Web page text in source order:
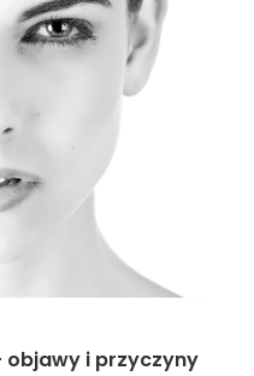
objawy i przyczyny